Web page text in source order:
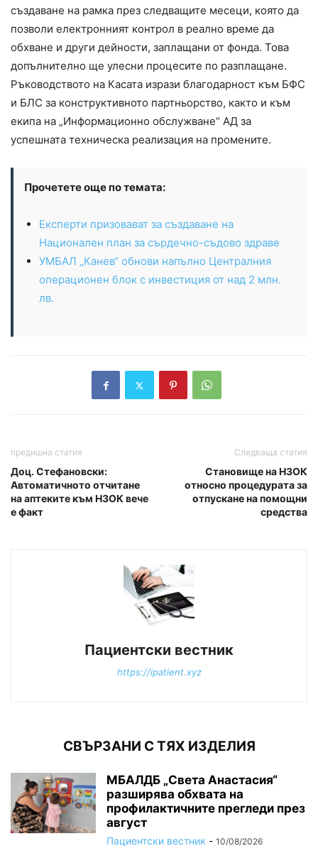
създаване на рамка през следващите месеци, която да
позволи електронният контрол в реално време да
обхване и други дейности, заплащани от фонда. Това
допълнително ще улесни процесите по разплащане.
Ръководството на Касата изрази благодарност към БФС
и БЛС за конструктивното партньорство, както и към
екипа на „Информационно обслужване“ АД за
успешната техническа реализация на промените.
Прочетете още по темата:
Експерти призовават за създаване на
Национален план за сърдечно-съдово здраве
УМБАЛ „Канев“ обнови напълно Централния
операционен блок с инвестиция от над 2 млн.
лв.
предишна статия
Доц. Стефановски:
Автоматичното отчитане
на аптеките към НЗОК вече
е факт
Следваща статия
Становище на НЗОК
относно процедурата за
отпускане на помощни
средства
Пациентски вестник
https://ipatient.xyz
СВЪРЗАНИ С ТЯХ ИЗДЕЛИЯ
МБАЛДБ „Света Анастасия“
разширява обхвата на
профилактичните прегледи през
август
Пациентски вестник - 10/08/2026